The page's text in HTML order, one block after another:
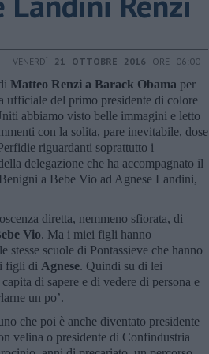
VENERDÌ 21 OTTOBRE 2016 ORE 06:00
Matteo Renzi a Barack Obama per
ufficiale del primo presidente di colore
abbiamo visto belle immagini e letto
con la solita, pare inevitabile, dose
riguardanti soprattutto i
delegazione che ha accompagnato il
a Bebe Vio ad Agnese Landini,
diretta, nemmeno sfiorata, di
Vio. Ma i miei figli hanno
stesse scuole di Pontassieve che hanno
figli di Agnese. Quindi su di lei
di sapere e di vedere di persona e
un po’.
che poi è anche diventato presidente
velina o presidente di Confindustria